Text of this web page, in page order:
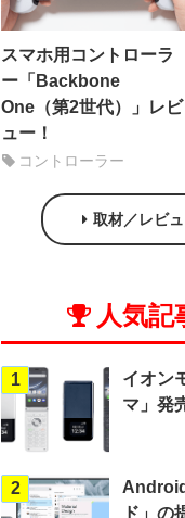
スマホ用コントローラ
ー「Backbone
One（第2世代）」レビ
ュー！
コントローラー
取材／レビ
人気
1
イオン
マ」発
2
ド」の